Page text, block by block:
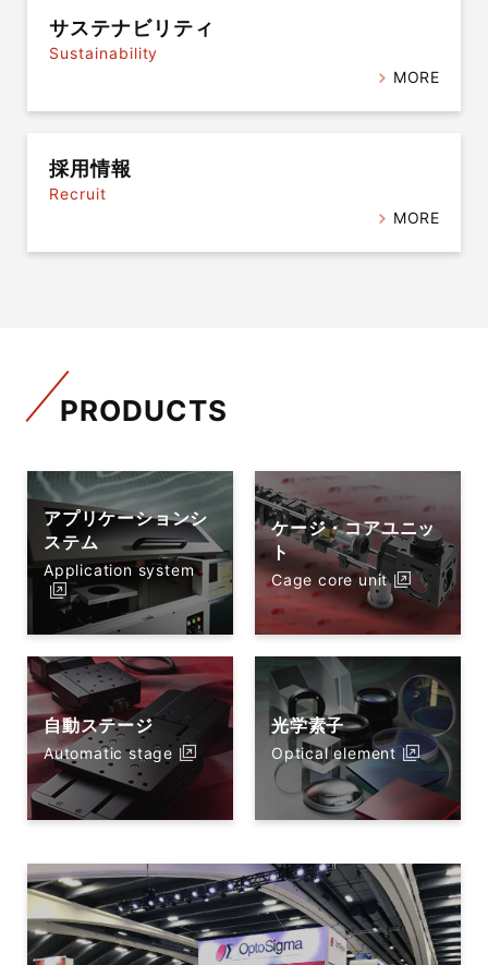
サステナビリティ
Sustainability
MORE
採用情報
Recruit
MORE
PRODUCTS
アプリケーションシ
ステム
Application system
ケージ・コアユニッ
ト
Cage core unit
自動ステージ
Automatic stage
光学素子
Optical element